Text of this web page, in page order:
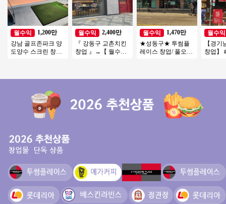
월수익
1,200만
강남 골프존파크 양
도양수 스크린 창업
월수익
2,400만
『 강동구 교촌치킨
창업 』→【 월수익2
월수익
1,470만
★성동구★ 투썸플
레이스 창업/ 풀오토
월수익
【경기
창업】